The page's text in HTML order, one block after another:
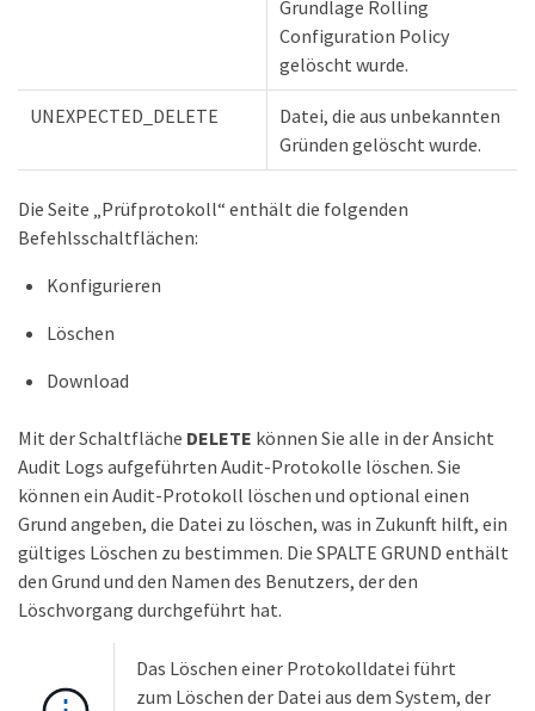
Grundlage Rolling
Configuration Policy
gelöscht wurde.
UNEXPECTED_DELETE
Datei, die aus unbekannten
Gründen gelöscht wurde.
Die Seite „Prüfprotokoll“ enthält die folgenden
Befehlsschaltflächen:
Konfigurieren
Löschen
Download
Mit der Schaltfläche DELETE können Sie alle in der Ansicht
Audit Logs aufgeführten Audit-Protokolle löschen. Sie
können ein Audit-Protokoll löschen und optional einen
Grund angeben, die Datei zu löschen, was in Zukunft hilft, ein
gültiges Löschen zu bestimmen. Die SPALTE GRUND enthält
den Grund und den Namen des Benutzers, der den
Löschvorgang durchgeführt hat.
Das Löschen einer Protokolldatei führt
zum Löschen der Datei aus dem System, der